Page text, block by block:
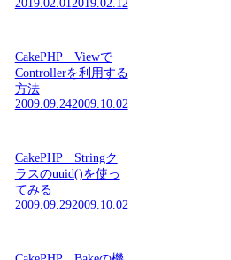
2019.02.01 2019.02.12
CakePHP Viewで
Controllerを利用する
方法
2009.09.242009.10.02
CakePHP Stringク
ラスのuuid()を使っ
てみる
2009.09.292009.10.02